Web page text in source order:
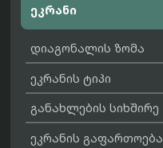
ეკრანი
დიაგონალის ზომა
ეკრანის ტიპი
განახლების სიხშირე
ეკრანის გაფართოება